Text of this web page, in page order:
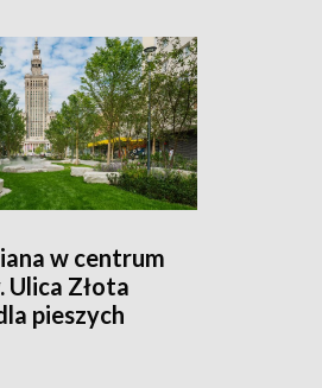
w centrum
Ulica Złota
pieszych